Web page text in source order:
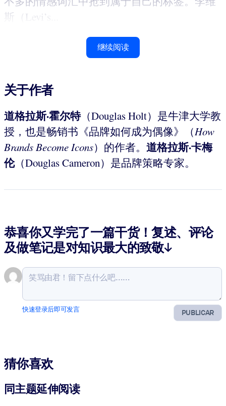
斯（Levi’s...
继续阅读
关于作者
道格拉斯·霍尔特（Douglas Holt）是牛津大学教
授，也是畅销书《品牌如何成为偶像》（How
Brands BecomeIcons）的作者。 道格拉斯·卡梅
伦（Douglas Cameron）是品牌策略专家。
恭喜你又学完了一篇干货！复述、评论
及做笔记是对知识最大的致敬↓
PUBLICAR
快速登录后即可发言
猜你喜欢
同主题延伸阅读